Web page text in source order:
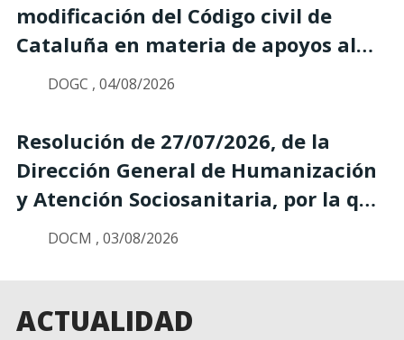
sociolaboral de los trabajadores y
trabajadoras con discapacidad de
los centros especiales de empleo
(equipos multidisciplinares de
modificación del Código civil de
Cataluña en materia de apoyos al
ejercicio de la capacidad jurídica de
DOGC , 04/08/2026
Resolución de 27/07/2026, de la
Dirección General de Humanización
y Atención Sociosanitaria, por la que
se aprueba la convocatoria para el
simplificado de concurrencia, para
DOCM , 03/08/2026
ACTUALIDAD